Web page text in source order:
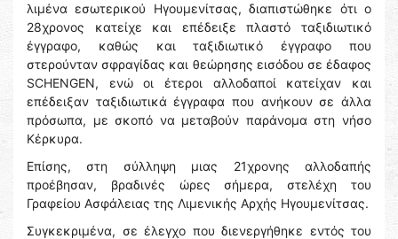
λιμένα εσωτερικού Ηγουμενίτσας, διαπιστώθηκε ότι ο
28χρονος κατείχε και επέδειξε πλαστό ταξιδιωτικό
έγγραφο, καθώς και ταξιδιωτικό έγγραφο που
στερούνταν σφραγίδας και θεώρησης εισόδου σε έδαφος
SCHENGEN, ενώ οι έτεροι αλλοδαποί κατείχαν και
επέδειξαν ταξιδιωτικά έγγραφα που ανήκουν σε άλλα
πρόσωπα, με σκοπό να μεταβούν παράνομα στη νήσο
Κέρκυρα.
Επίσης, στη σύλληψη μιας 21χρονης αλλοδαπής
προέβησαν, βραδινές ώρες σήμερα, στελέχη του
Γραφείου Ασφάλειας της Λιμενικής Αρχής Ηγουμενίτσας.
Συγκεκριμένα, σε έλεγχο που διενεργήθηκε εντός του